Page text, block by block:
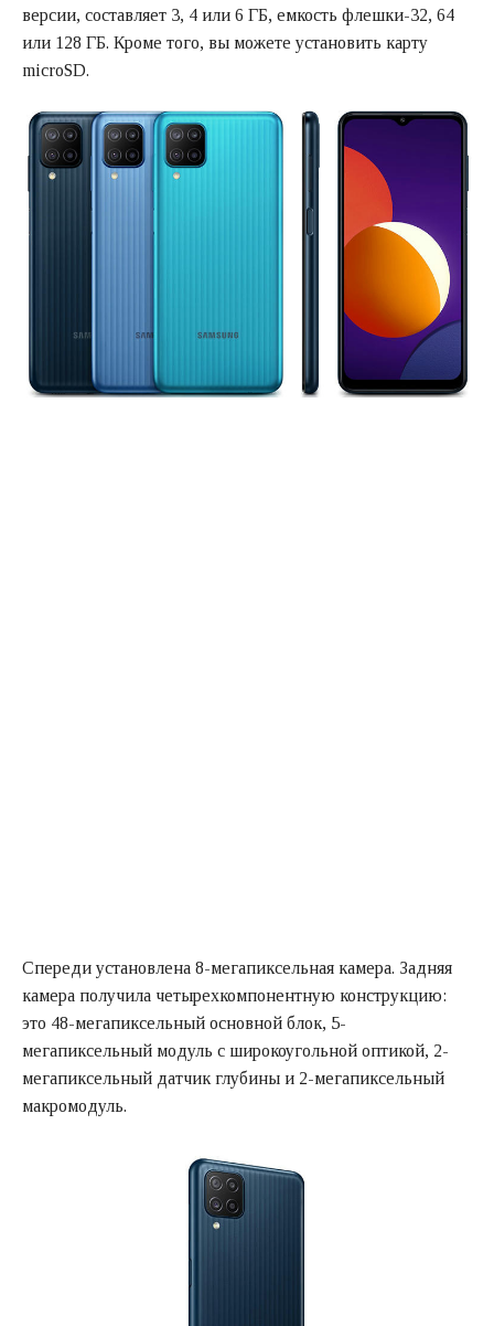
версии, составляет 3, 4 или 6 ГБ, емкость флешки-32, 64
или 128 ГБ. Кроме того, вы можете установить карту
microSD.
Спереди установлена 8-мегапиксельная камера. Задняя
камера получила четырехкомпонентную конструкцию:
это 48-мегапиксельный основной блок, 5-
мегапиксельный модуль с широкоугольной оптикой, 2-
мегапиксельный датчик глубины и 2-мегапиксельный
макромодуль.